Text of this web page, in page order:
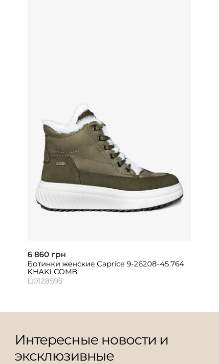
6 860 грн
Ботинки женские Caprice 9-26208-45 764
KHAKI COMB
Ц0128595
Интересные новости и
эксклюзивные